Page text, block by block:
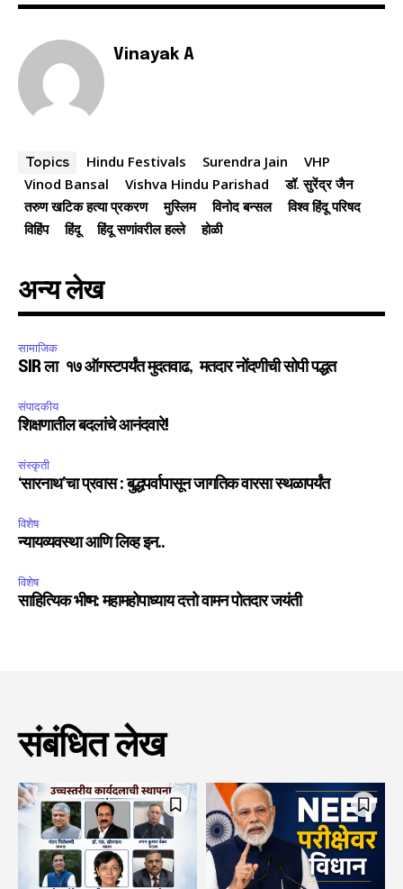
Vinayak A
Topics Hindu Festivals Surendra Jain
VHP
Vinod Bansal
Vishva Hindu Parishad
डॉ. सुरेंद्र जैन
तरुण खटिक हत्या प्रकरण
मुस्लिम विनोद बन्सल
विश्व हिंदू परिषद
विहिंप
हिंदू हिंदू सणांवरील हल्ले होळी
अन्य लेख
सामाजिक
SIR ला १७ ऑगस्टपर्यंत मुदतवाढ, मतदार नोंदणीची सोपी पद्धत
संपादकीय
शिक्षणातील बदलांचे आनंदवारे!
संस्कृती
‘सारनाथ’चा प्रवास : बुद्धपर्वापासून जागतिक वारसा स्थळापर्यंत
विशेष
न्यायव्यवस्था आणि लिव्ह इन..
विशेष
साहित्यिक भीष्म: महामहोपाध्याय दत्तो वामन पोतदार जयंती
संबंधित लेख